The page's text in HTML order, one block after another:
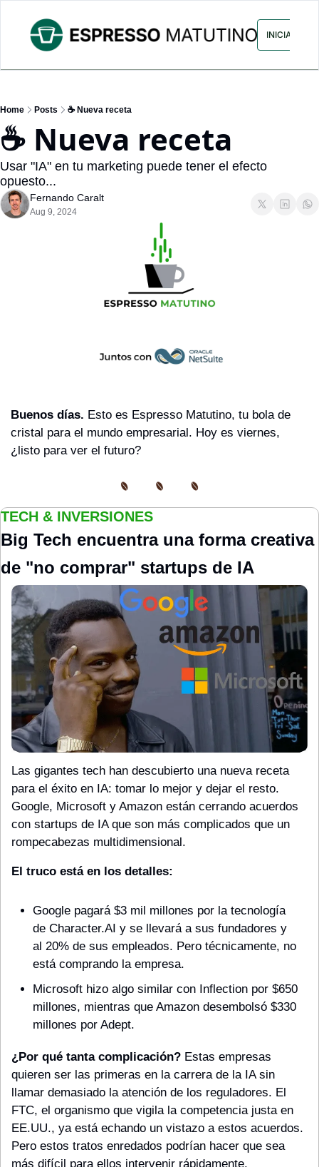
ARCHIVO ANUNCIA CON
INICIAR
Home Posts ☕ Nueva receta
☕ Nueva receta
Usar "IA" en tu marketing puede tener el efecto
opuesto...
Fernando Caralt
Aug 9, 2024
Buenos días. Esto es Espresso Matutino, tu bola de
cristal para el mundo empresarial. Hoy es viernes,
¿listo para ver el futuro?
TECH & INVERSIONES
Big Tech encuentra una forma creativa
de "no comprar" startups de IA
Las gigantes tech han descubierto una nueva receta
para el éxito en IA: tomar lo mejor y dejar el resto.
Google, Microsoft y Amazon están cerrando acuerdos
con startups de IA que son más complicados que un
rompecabezas multidimensional.
El truco está en los detalles:
Google pagará $3 mil millones por la tecnología
de Character.AI y se llevará a sus fundadores y
al 20% de sus empleados. Pero técnicamente, no
está comprando la empresa.
Microsoft hizo algo similar con Inflection por $650
millones, mientras que Amazon desembolsó $330
millones por Adept.
¿Por qué tanta complicación? Estas empresas
quieren ser las primeras en la carrera de la IA sin
llamar demasiado la atención de los reguladores. El
FTC, el organismo que vigila la competencia justa en
EE.UU., ya está echando un vistazo a estos acuerdos.
Pero estos tratos enredados podrían hacer que sea
más difícil para ellos intervenir rápidamente.